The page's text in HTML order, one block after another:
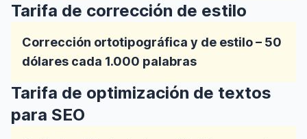
Tarifa de corrección de estilo
Corrección ortotipográfica y de estilo – 50
dólares cada 1.000 palabras
Tarifa de optimización de textos
para SEO